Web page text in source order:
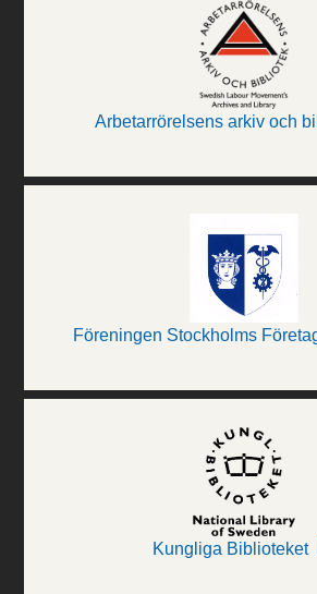
Arbetarrörelsens arkiv och
Föreningen Stockholms
Kungliga Biblioteket